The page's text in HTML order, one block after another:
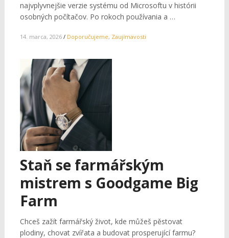
najvplyvnejšie verzie systému od Microsoftu v histórii
osobných počítačov. Po rokoch používania a …
14. marca, 2026 / Doporučujeme, Zaujímavosti
Staň se farmářským
mistrem s Goodgame Big
Farm
Chceš zažít farmářský život, kde můžeš pěstovat
plodiny, chovat zvířata a budovat prosperující farmu?